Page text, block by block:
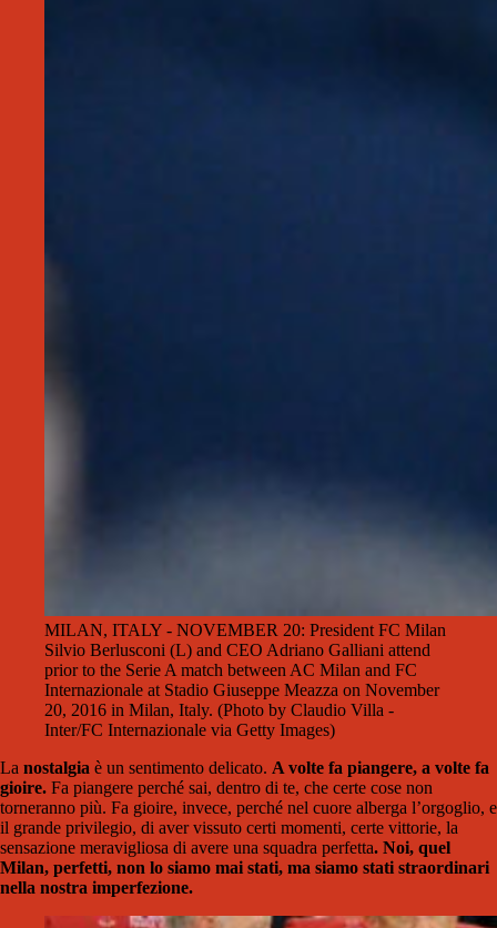
MILAN, ITALY - NOVEMBER 20: President FC Milan
Silvio Berlusconi (L) and CEO Adriano Galliani attend
prior to the Serie A match between AC Milan and FC
Internazionale at Stadio Giuseppe Meazza on November
20, 2016 in Milan, Italy. (Photo by Claudio Villa -
Inter/FC Internazionale via Getty Images)
La nostalgia è un sentimento delicato. A volte fa piangere, a volte fa
gioire. Fa piangere perché sai, dentro di te, che certe cose non
torneranno più. Fa gioire, invece, perché nel cuore alberga l’orgoglio, e
il grande privilegio, di aver vissuto certi momenti, certe vittorie, la
sensazione meravigliosa di avere una squadra perfetta. Noi, quel
Milan, perfetti, non lo siamo mai stati, ma siamo stati straordinari
nella nostra imperfezione.